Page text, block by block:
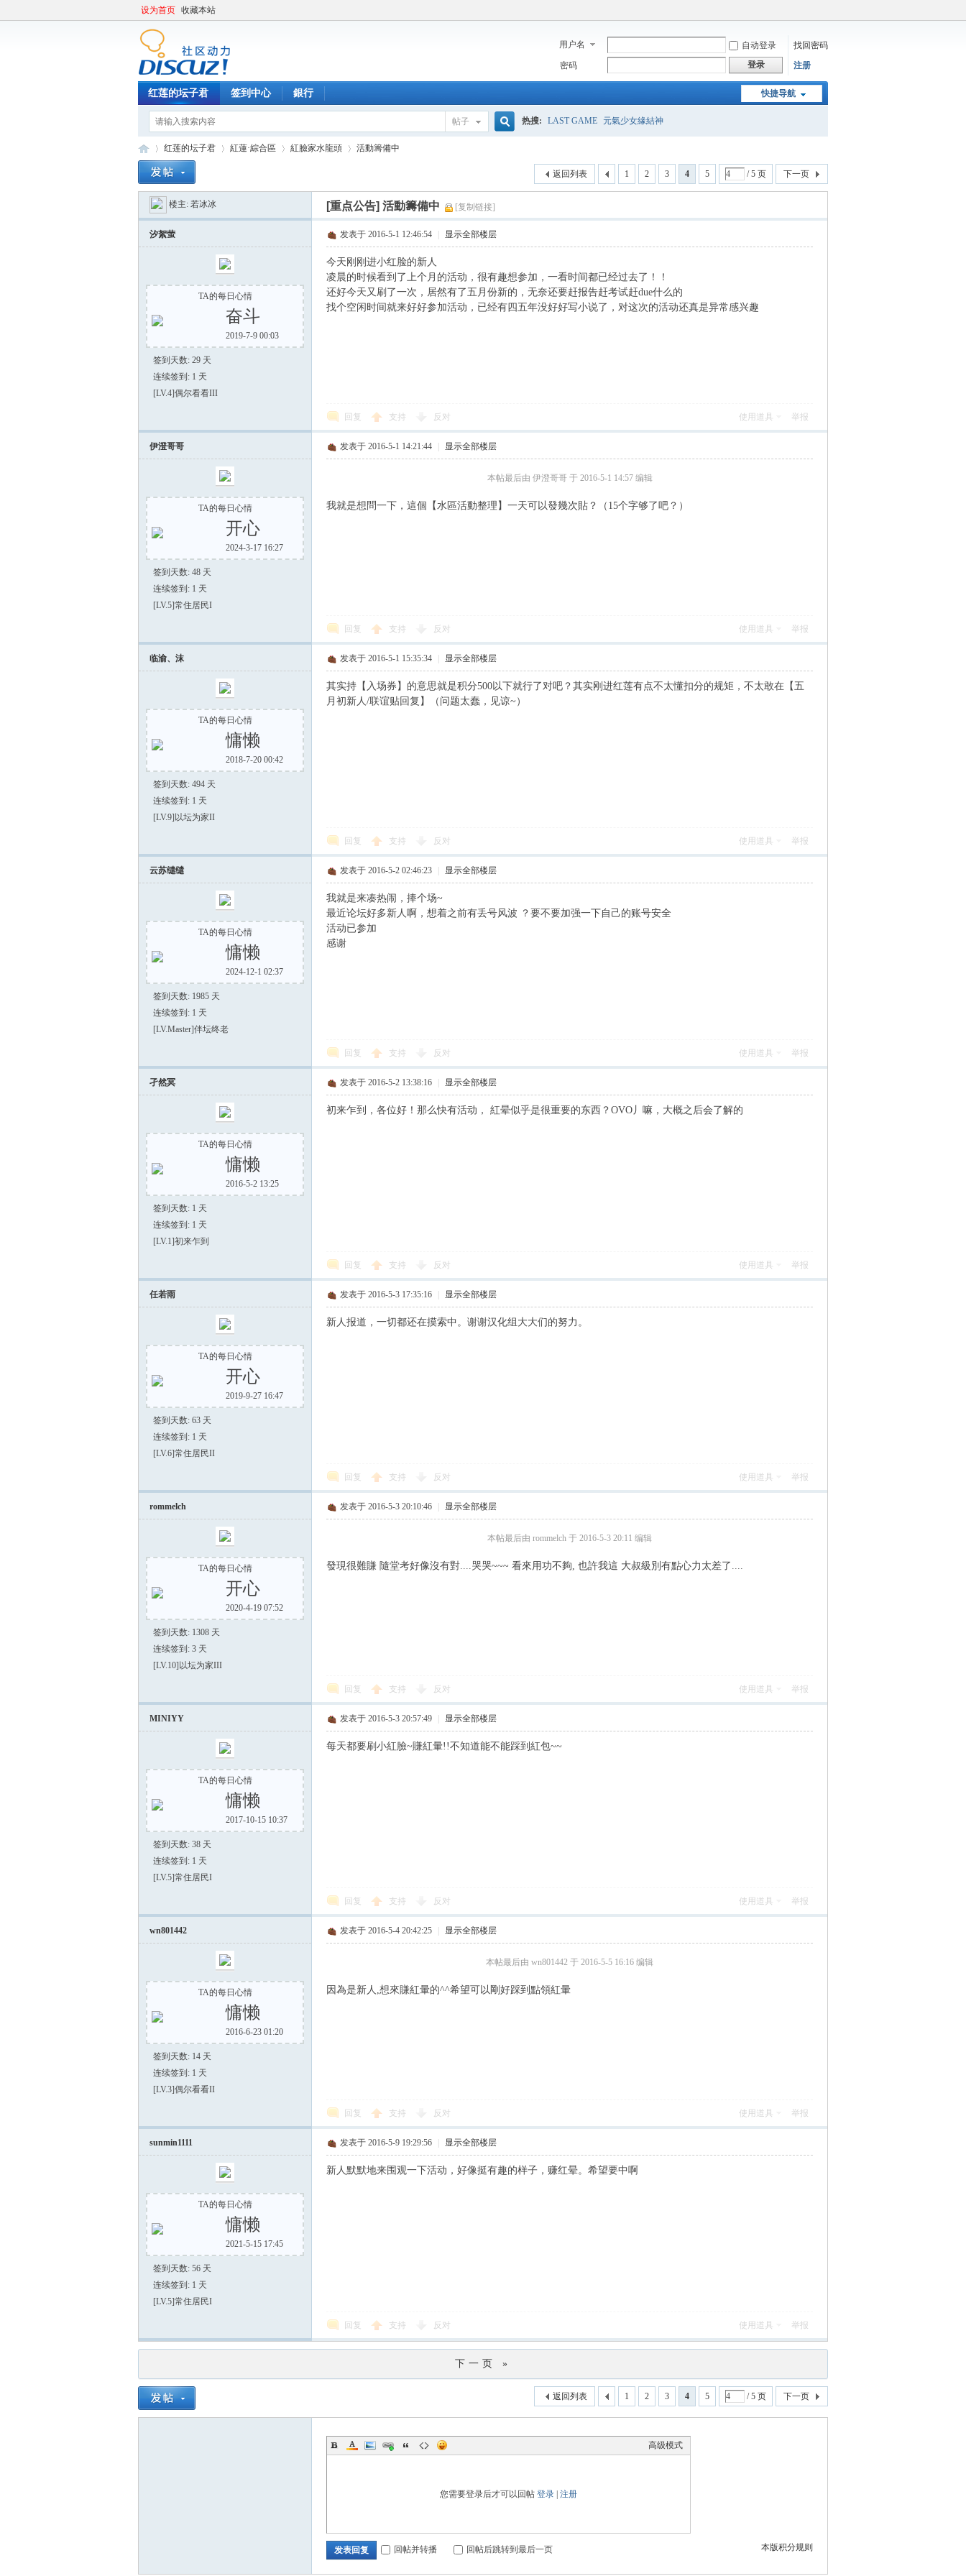
设为首页 收藏本站
用户名 自动登录
找回密码
密码
登录 注册
快捷导航
红莲的坛子君 签到中心 銀行
帖子 热搜: LAST GAME 元氣少女緣結神
漢
化
»
红莲的坛子君
›
紅蓮·綜合區 紅臉家水龍頭
›
活動籌備中
1 2 3 4 5 / 5 页 下一页
返回列表
楼主: 若冰冰 [重点公告] 活動籌備中 [复制链接]
汐絮萤
TA的每日心情
奋斗
2019-7-9 00:03
签到天数: 29 天
连续签到: 1 天
[LV.4]偶尔看看III
发表于 2016-5-1 12:46:54 显示全部楼层
今天刚刚进小红脸的新人
凌晨的时候看到了上个月的活动，很有趣想参加，一看时间都已经过去了！！
还好今天又刷了一次，居然有了五月份新的，无奈还要赶报告赶考试赶due什么的
找个空闲时间就来好好参加活动，已经有四五年没好好写小说了，对这次的活动还真是异常感兴趣
回复 支持 反对 使用道具 举报
伊澄哥哥
TA的每日心情
开心
2024-3-17 16:27
签到天数: 48 天
连续签到: 1 天
[LV.5]常住居民I
发表于 2016-5-1 14:21:44 显示全部楼层
本帖最后由 伊澄哥哥 于 2016-5-1 14:57 编辑
我就是想問一下，這個【水區活動整理】一天可以發幾次貼？（15个字够了吧？）
回复 支持 反对 使用道具 举报
临渝、沫
TA的每日心情
慵懒
2018-7-20 00:42
签到天数: 494 天
连续签到: 1 天
[LV.9]以坛为家II
发表于 2016-5-1 15:35:34 显示全部楼层
其实持【入场券】的意思就是积分500以下就行了对吧？其实刚进红莲有点不太懂扣分的规矩，不太敢在【五
月初新人/联谊贴回复】（问题太蠢，见谅~）
回复 支持 反对 使用道具 举报
云苏缱缱
TA的每日心情
慵懒
2024-12-1 02:37
签到天数: 1985 天
连续签到: 1 天
[LV.Master]伴坛终老
发表于 2016-5-2 02:46:23 显示全部楼层
我就是来凑热闹，捧个场~
最近论坛好多新人啊，想着之前有丢号风波 ？要不要加强一下自己的账号安全
活动已参加
感谢
回复 支持 反对 使用道具 举报
孑然冥
TA的每日心情
慵懒
2016-5-2 13:25
签到天数: 1 天
连续签到: 1 天
[LV.1]初来乍到
发表于 2016-5-2 13:38:16 显示全部楼层
初来乍到，各位好！那么快有活动， 紅晕似乎是很重要的东西？OVO丿嘛，大概之后会了解的
回复 支持 反对 使用道具 举报
任若雨
TA的每日心情
开心
2019-9-27 16:47
签到天数: 63 天
连续签到: 1 天
[LV.6]常住居民II
发表于 2016-5-3 17:35:16 显示全部楼层
新人报道，一切都还在摸索中。谢谢汉化组大大们的努力。
回复 支持 反对 使用道具 举报
rommelch
TA的每日心情
开心
2020-4-19 07:52
签到天数: 1308 天
连续签到: 3 天
[LV.10]以坛为家III
发表于 2016-5-3 20:10:46 显示全部楼层
本帖最后由 rommelch 于 2016-5-3 20:11 编辑
發現很難賺 隨堂考好像沒有對....哭哭~~~ 看來用功不夠, 也許我這 大叔級別有點心力太差了....
回复 支持 反对 使用道具 举报
MINIYY
TA的每日心情
慵懒
2017-10-15 10:37
签到天数: 38 天
连续签到: 1 天
[LV.5]常住居民I
发表于 2016-5-3 20:57:49 显示全部楼层
每天都要刷小紅臉~賺紅暈!!不知道能不能踩到紅包~~
回复 支持 反对 使用道具 举报
wn801442
TA的每日心情
慵懒
2016-6-23 01:20
签到天数: 14 天
连续签到: 1 天
[LV.3]偶尔看看II
发表于 2016-5-4 20:42:25 显示全部楼层
本帖最后由 wn801442 于 2016-5-5 16:16 编辑
因為是新人,想來賺紅暈的^^希望可以剛好踩到點領紅暈
回复 支持 反对 使用道具 举报
sunmin1111
TA的每日心情
慵懒
2021-5-15 17:45
签到天数: 56 天
连续签到: 1 天
[LV.5]常住居民I
发表于 2016-5-9 19:29:56 显示全部楼层
新人默默地来围观一下活动，好像挺有趣的样子，赚红晕。希望要中啊
回复 支持 反对 使用道具 举报
下一页 »
1 2 3 4 5 / 5 页 下一页
返回列表
高级模式
您需要登录后才可以回帖 登录 注册
本版积分规则
发表回复 回帖并转播 回帖后跳转到最后一页